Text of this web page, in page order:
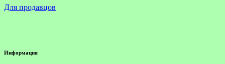
Для продавцов
Информация